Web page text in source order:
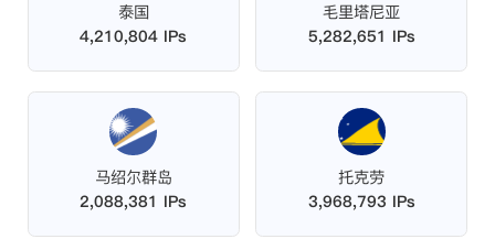
泰国
4,210,804 IPs
毛里塔尼亚
5,282,651 IPs
马绍尔群岛
2,088,381 IPs
托克劳
3,968,793 IPs